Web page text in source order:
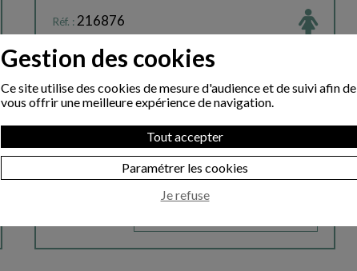
Réf. :216876
Age : 43
Taille :1.68
Situation familiale :CELIBATAIRE
Situation professionnelle :SALARIEE
ILE DE FRANCE
Gestion des cookies
Ce site utilise des cookies de mesure d'audience et de suivi afin de
vous offrir une meilleure expérience de navigation.
Tout accepter
Paramétrer les cookies
Je refuse